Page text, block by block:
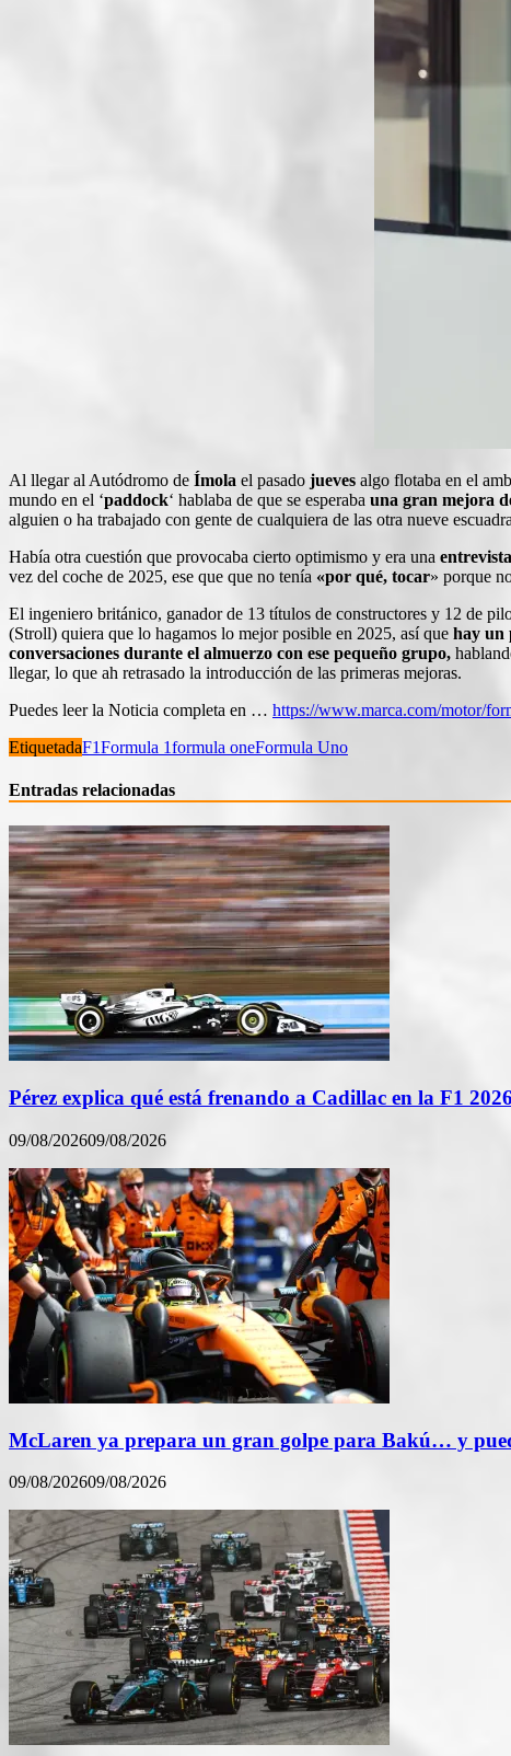
Al llegar al Autódromo de Ímola el pasado jueves algo flotaba en el
mundo en el ‘paddock‘ hablaba de que se esperaba una gran mejora
alguien o ha trabajado con gente de cualquiera de las otra nueve
Había otra cuestión que provocaba cierto optimismo y era una entrevista
vez del coche de 2025, ese que que no tenía «por qué, tocar» porque
El ingeniero británico, ganador de 13 títulos de constructores y 12 de
(Stroll) quiera que lo hagamos lo mejor posible en 2025, así que hay un
conversaciones durante el almuerzo con ese pequeño grupo,
llegar, lo que ah retrasado la introducción de las primeras mejoras.
Puedes leer la Noticia completa en … https://www.marca.com/motor/
EtiquetadaF1Formula 1formula oneFormula Uno
Entradas relacionadas
Pérez explica qué está frenando a Cadillac en la F1 2026
09/08/202609/08/2026
McLaren ya prepara un gran golpe para Bakú… y
09/08/202609/08/2026